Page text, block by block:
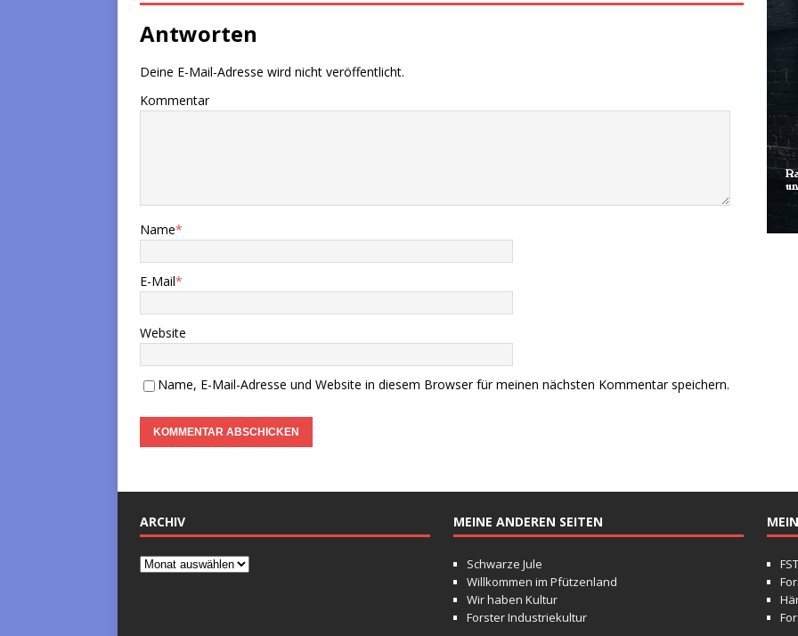
Antworten
Deine E-Mail-Adresse wird nicht veröffentlicht.
Kommentar
Name*
E-Mail*
Website
Name, E-Mail-Adresse und Website in diesem Browser für meinen nächsten Kommentar speichern.
ARCHIV MEINE ANDEREN SEITEN
Schwarze Jule
Willkommen im Pfützenland
Wir haben Kultur
Forster Industriekultur